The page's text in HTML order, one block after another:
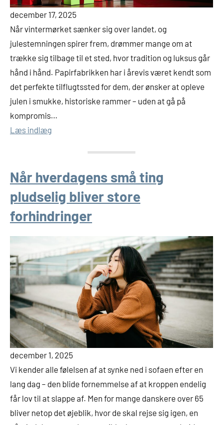
december 17, 2025
Når vintermørket sænker sig over landet, og
julestemningen spirer frem, drømmer mange om at
trække sig tilbage til et sted, hvor tradition og luksus går
hånd i hånd. Papirfabrikken har i årevis været kendt som
det perfekte tilflugtssted for dem, der ønsker at opleve
julen i smukke, historiske rammer – uden at gå på
kompromis…
Læs indlæg
Når hverdagens små ting
pludselig bliver store
forhindringer
december 1, 2025
Vi kender alle følelsen af at synke ned i sofaen efter en
lang dag – den blide fornemmelse af at kroppen endelig
får lov til at slappe af. Men for mange danskere over 65
bliver netop det øjeblik, hvor de skal rejse sig igen, en